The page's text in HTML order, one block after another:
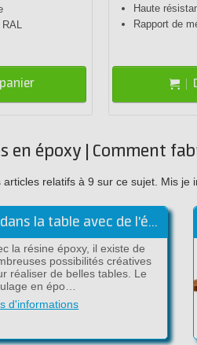
RAL
Haute
Rapport de
en époxy | Comment
relatifs à 9 sur ce sujet. Mis
Verser des objets dans la table avec de l'époxy transparent
la résine époxy, il existe de
possibilités créatives
réaliser de belles tables. Le
en épo…
d'informations